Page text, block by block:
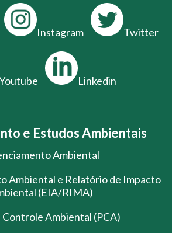
Instagram Twitter
Linkedin
e Estudos Ambientais
Ambiental
Ambiental e Relatório de Impacto
(EIA/RIMA)
Controle Ambiental (PCA)